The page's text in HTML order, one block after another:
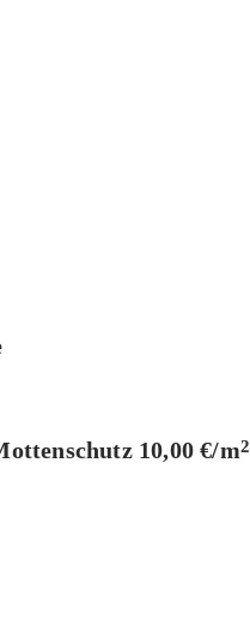
10,00 €/m2